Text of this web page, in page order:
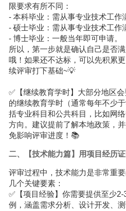
限要求有所不同：
- 本科毕业：需从事专业技术工作
- 硕士毕业：需从事专业技术工作
- 博士毕业：一般当年即可申请。
所以，第一步就是确认自己是否
哦！如果还不达标，可以先积累
续评审打下基础~💡
✅【继续教育学时】大部分地区
的继续教育学时（通常每年不少
括专业科目和公共科目，比如网
方向。建议提前了解本地政策，
免影响评审进度！📚
二、【技术能力篇】用项目经历
评审过程中，技术能力是非常重
几个关键要素：
✅【项目经验】你需要提供至少
例，涵盖需求分析、设计开发、